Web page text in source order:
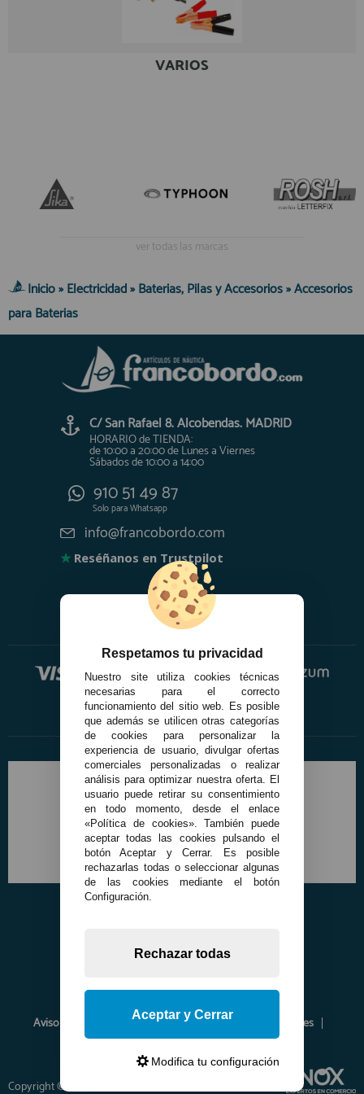
de 10:00 a 20:00 de Lunes a Viernes
Sábados de 10:00 a 14:00
registro profesional
VARIOS
ver todas las marcas
Inicio»Electricidad»Baterias, Pilas y Accesorios»Accesorios
para Baterias
C/ San Rafael 8. Alcobendas. MADRID
HORARIO de TIENDA:
de 10:00 a 20:00 de Lunes a Viernes
Sábados de 10:00 a 14:00
910 51 49 87
Solo paraWhatsapp
info@francobordo.com
★ Reséñanos en Trustpilot
Aviso Legal Política de Privacidad
Política de Cookies
Envíos y Devoluciones
Opiniones
Copyright © 2026 www.francobordo.com
Respetamos tu privacidad
Nuestro site utiliza cookies técnicas
necesarias para el correcto
funcionamiento del sitio web. Es posible
que además se utilicen otras categorías
de cookies para personalizar la
experiencia de usuario, divulgar ofertas
comerciales personalizadas o realizar
análisis para optimizar nuestra oferta. El
usuario puede retirar su consentimiento
en todo momento, desde el enlace
«Política de cookies». También puede
aceptar todas las cookies pulsando el
botón Aceptar y Cerrar. Es posible
rechazarlas todas o seleccionar algunas
de las cookies mediante el botón
Configuración.
Rechazar todas
Aceptar y Cerrar
Modifica tu configuración